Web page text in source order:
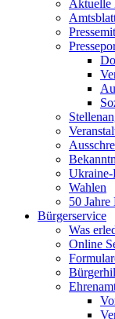
Aktuelle
Wahlen
50
Bürgerservice
Was
Online